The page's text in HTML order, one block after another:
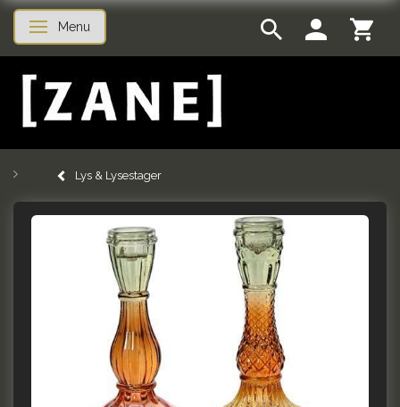
Skifte navigation
Menu
Lys & Lysestager